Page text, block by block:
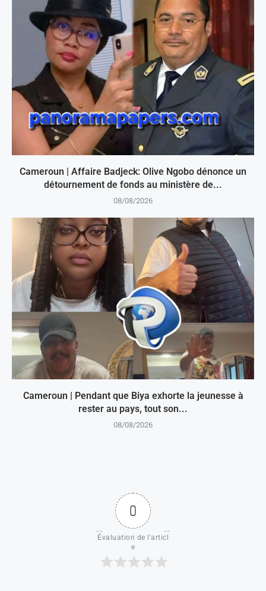
Cameroun | Affaire Badjeck: Olive Ngobo dénonce un
détournement de fonds au ministère de...
08/08/2026
Cameroun | Pendant que Biya exhorte la jeunesse à
rester au pays, tout son...
08/08/2026
0
Évaluation de l'articl
e